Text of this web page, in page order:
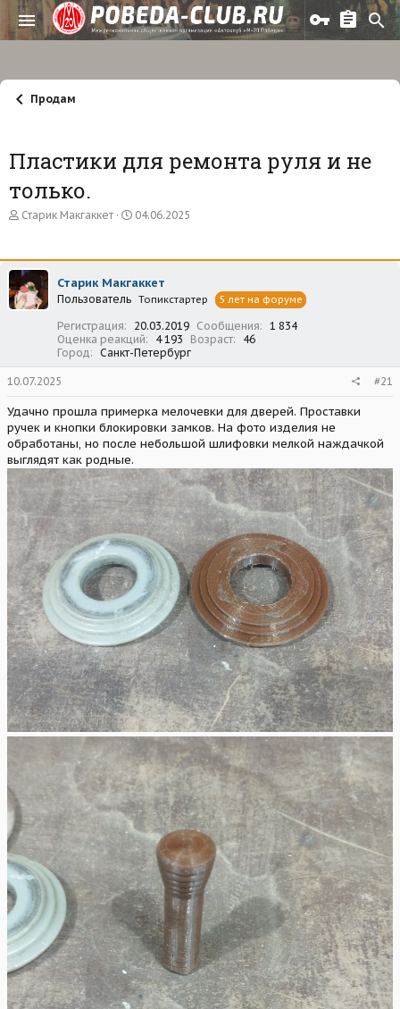
Продам
Пластики для ремонта руля и не
только.
А
о
р
т
е
Старик Макгаккет
Д
а
а
ч
л
а
04.06.2025
Старик Макгаккет
Пользователь Топикстартер 5 лет на форуме
Регистрация 20.03.2019 Сообщения
1 834
Оценка реакций
4 193 Возраст
46
Город
Санкт-Петербург
10.07.2025 #21
Удачно прошла примерка мелочевки для дверей. Проставки
ручек и кнопки блокировки замков. На фото изделия не
обработаны, но после небольшой шлифовки мелкой наждачкой
выглядят как родные.